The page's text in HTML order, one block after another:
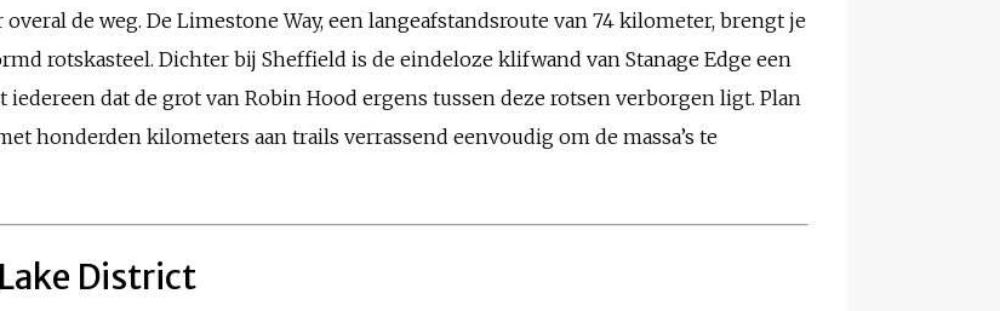
de weg. De Limestone Way, een langeafstandsroute van 74 kilometer, brengt je
rotskasteel. Dichter bij Sheffield is de eindeloze klifwand van Stanage Edge een
dat de grot van Robin Hood ergens tussen deze rotsen verborgen ligt. Plan
honderden kilometers aan trails verrassend eenvoudig om de massa’s te
District